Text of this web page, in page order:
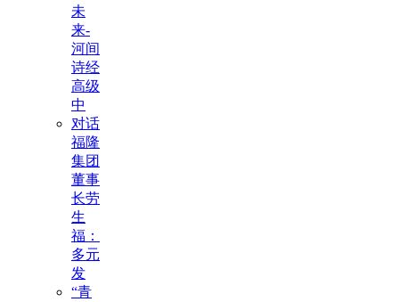
未
来-
河间
诗经
高级
中
对话
福隆
集团
董事
长劳
生
福：
多元
发
“青